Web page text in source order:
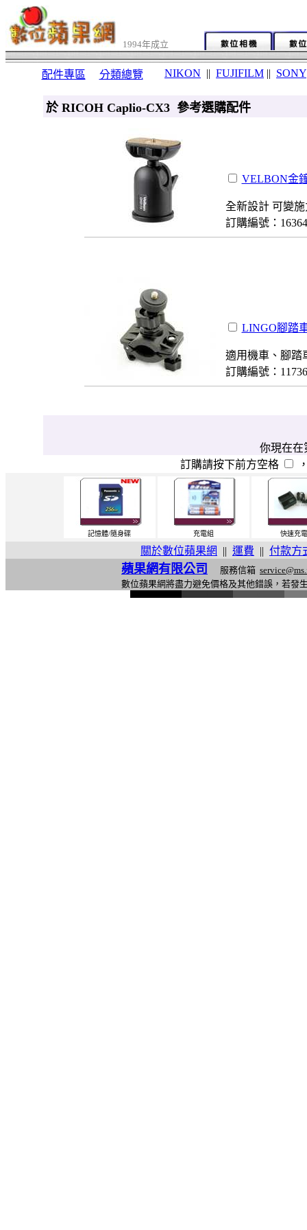
1994年成立
配件專區 分類總覽 NIKON || FUJIFILM || SONY
於 RICOH Caplio-CX3 參考選購配件
VELBON金
全新設計 可變
訂購編號：
LINGO腳踏
適用機車、腳踏
訂購編號：
你現在在
訂購請按下前方空格
記憶體/隨身碟 充電組 快速充
關於數位蘋果網 || 運費 || 付款方
蘋果網有限公司 服務信箱
數位蘋果網將盡力避免價格及其他錯誤，若發